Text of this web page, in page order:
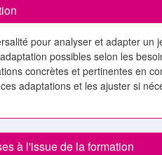
pour analyser et adapter un
possibles selon les
concrètes et pertinentes en
adaptations et les ajuster si
à l'issue de la formation